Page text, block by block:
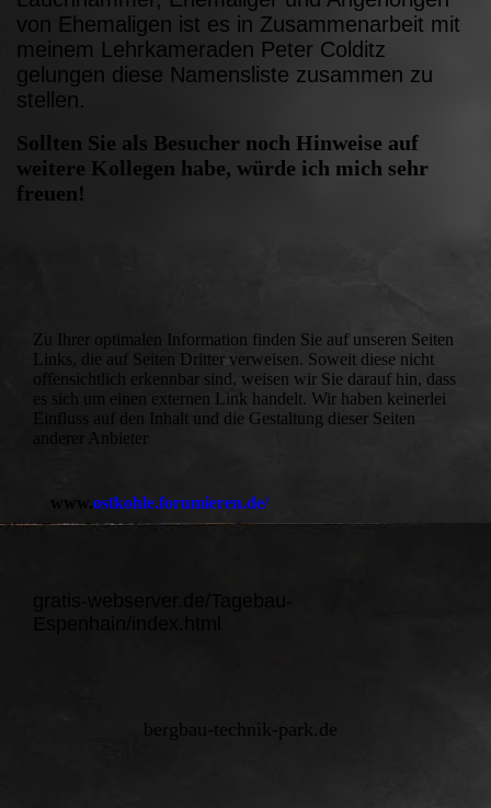
von Ehemaligen ist es in Zusammenarbeit mit
meinem Lehrkameraden Peter Colditz
gelungen diese Namensliste zusammen zu
stellen.
Sollten Sie als Besucher noch Hinweise auf
weitere Kollegen habe, würde ich mich sehr
freuen!
Zu Ihrer optimalen Information finden Sie auf unseren Seiten
Links, die auf Seiten Dritter verweisen. Soweit diese nicht
offensichtlich erkennbar sind, weisen wir Sie darauf hin, dass
es sich um einen externen Link handelt. Wir haben keinerlei
Einfluss auf den Inhalt und die Gestaltung dieser Seiten
anderer Anbieter
www. ostkohle.forumieren.de/
bergbau-technik-park.de